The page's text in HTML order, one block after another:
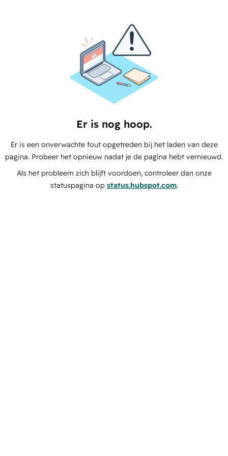
Er is nog hoop.
Er is een onverwachte fout opgetreden bij het laden van deze
pagina. Probeer het opnieuw nadat je de pagina hebt vernieuwd.
Als het probleem zich blijft voordoen, controleer dan onze
statuspagina op status.hubspot.com.